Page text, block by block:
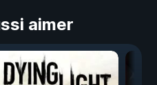
aimer